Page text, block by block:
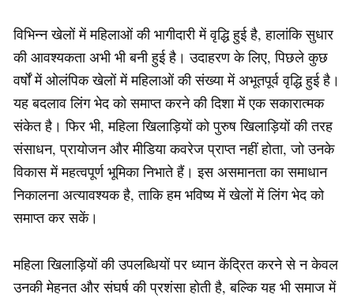
विभिन्न खेलों में महिलाओं की भागीदारी में वृद्धि हुई है, हालांकि सुधार
की आवश्यकता अभी भी बनी हुई है। उदाहरण के लिए, पिछले कुछ
वर्षों में ओलंपिक खेलों में महिलाओं की संख्या में अभूतपूर्व वृद्धि हुई है।
यह बदलाव लिंग भेद को समाप्त करने की दिशा में एक सकारात्मक
संकेत है। फिर भी, महिला खिलाड़ियों को पुरुष खिलाड़ियों की तरह
संसाधन, प्रायोजन और मीडिया कवरेज प्राप्त नहीं होता, जो उनके
विकास में महत्वपूर्ण भूमिका निभाते हैं। इस असमानता का समाधान
निकालना अत्यावश्यक है, ताकि हम भविष्य में खेलों में लिंग भेद को
समाप्त कर सकें।
महिला खिलाड़ियों की उपलब्धियों पर ध्यान केंद्रित करने से न केवल
उनकी मेहनत और संघर्ष की प्रशंसा होती है, बल्कि यह भी समाज में